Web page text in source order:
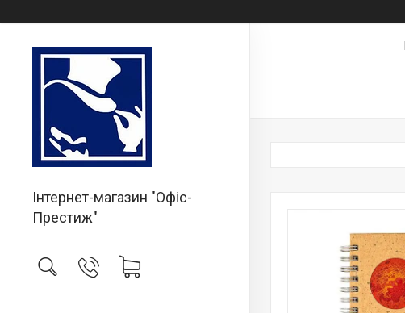
Інтернет-магазин "Офіс-
Престиж"